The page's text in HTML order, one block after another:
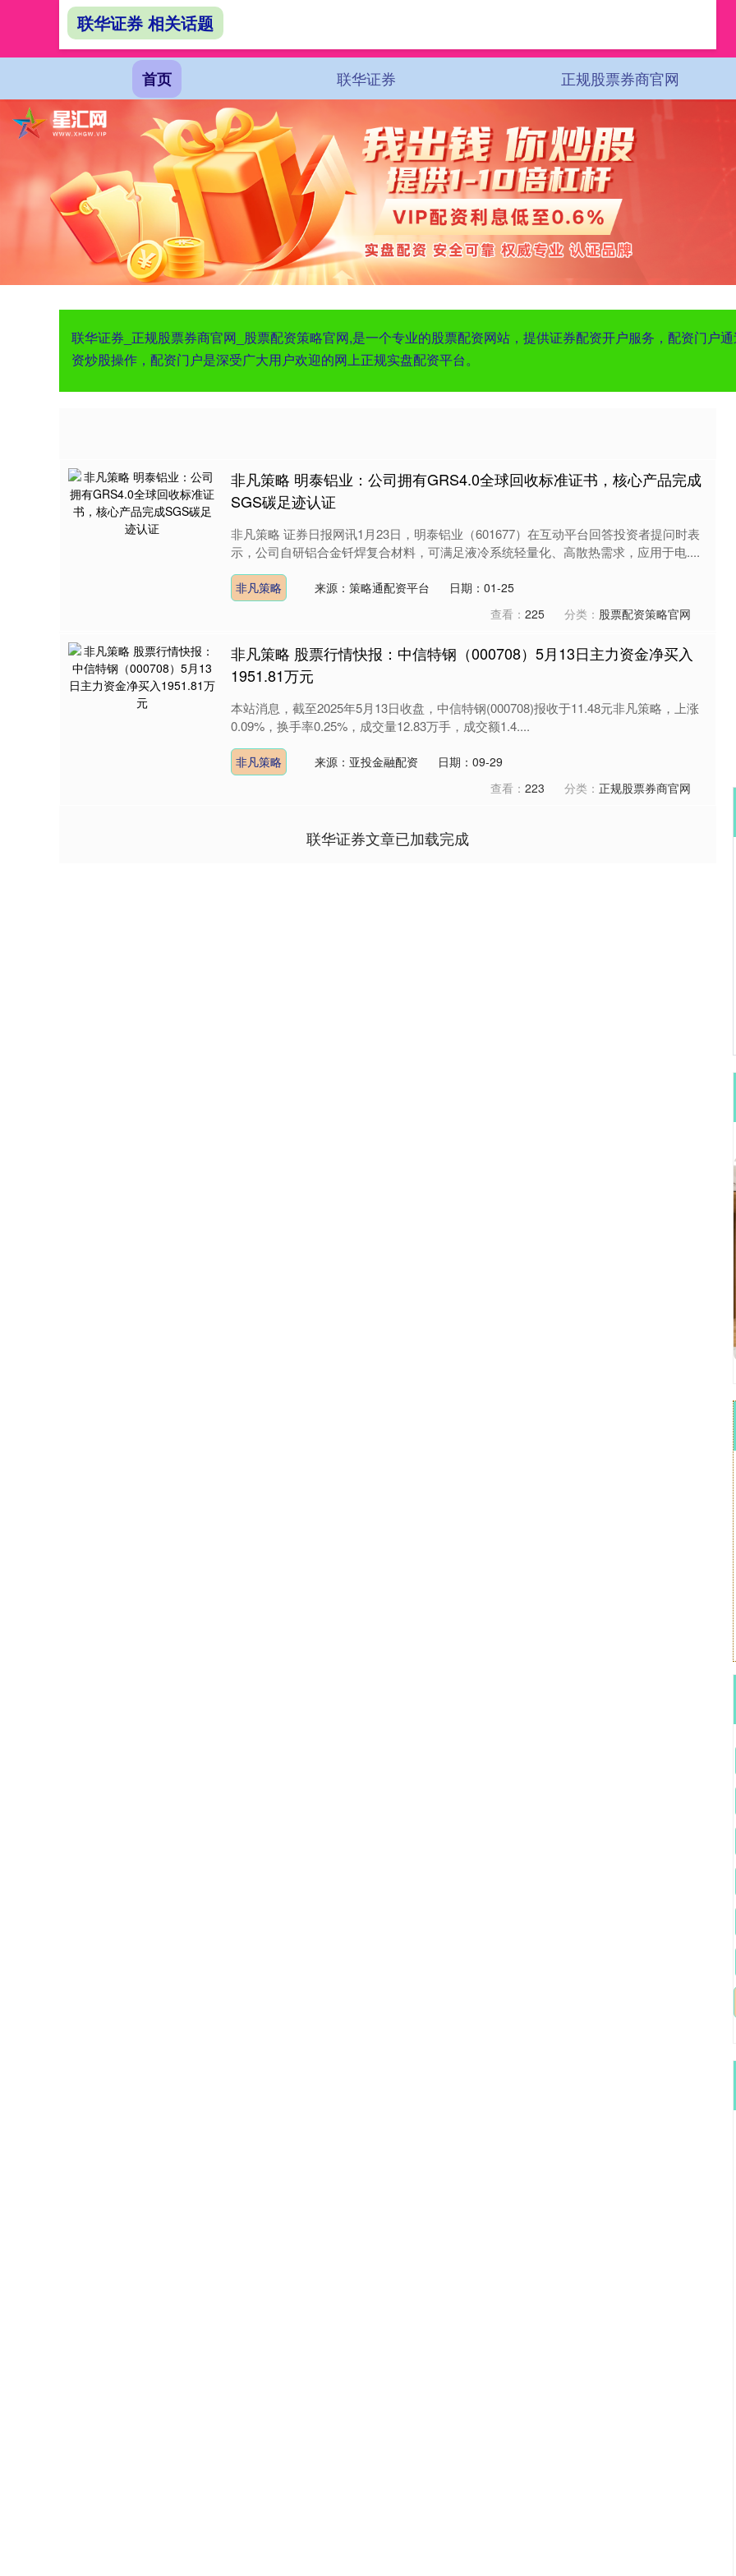
首页 联华证券 正规股票券商官网
联华证券_正规股票券商官网_股票配资策略官网,是一个专业的股票配资网站，提供证券配资开户服务，配资门户
资炒股操作，配资门户是深受广大用户欢迎的网上正规实盘配资平台。
联华证券 相关话题
非凡策略 明泰铝业：公司拥有GRS4.0全球回收标准证书，核心产品完成
SGS碳足迹认证
非凡策略 证券日报网讯1月23日，明泰铝业（601677）在互动平台回答投资者提问时表
示，公司自研铝合金钎焊复合材料，可满足液冷系统轻量化、高散热需求，应用于电....
非凡策略 来源：策略通配资平台
日期：01-25
查看： 225 分类： 股票配资策略官网
非凡策略 股票行情快报：中信特钢（000708）5月13日主力资金净买入
1951.81万元
本站消息，截至2025年5月13日收盘，中信特钢(000708)报收于11.48元非凡策略，上涨
0.09%，换手率0.25%，成交量12.83万手，成交额1.4....
非凡策略 来源：亚投金融配资
日期：09-29
查看： 223 分类： 正规股票券商官网
联华证券文章已加载完成